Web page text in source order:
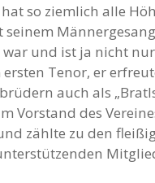
so ziemlich alle
und ist ja nicht
Tenor, er
auch als
Vorstand des
zählte zu den